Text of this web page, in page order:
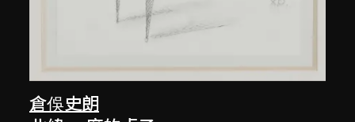
倉俁史朗